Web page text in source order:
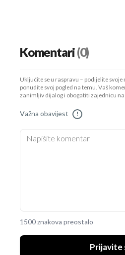
Komentari(0)
Uključite se u raspravu – podijelite
ponudite svoj pogled na temu. Vaš
zanimljiv dijalog i obogatiti zajednicu
Važna obavijest !
1500 znakova preostalo
Prijavite